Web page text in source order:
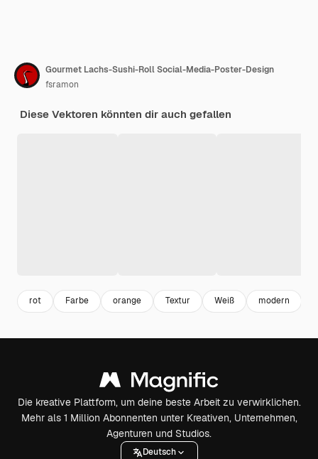
Gourmet Lachs-Sushi-Roll Social-Media-Poster-Design
fsramon
Diese Vektoren könnten dir auch gefallen
rot Farbe orange Textur Weiß modern
Die kreative Plattform, um deine beste Arbeit zu verwirklichen.
Mehr als 1 Million Abonnenten unter Kreativen, Unternehmen,
Agenturen und Studios.
Deutsch